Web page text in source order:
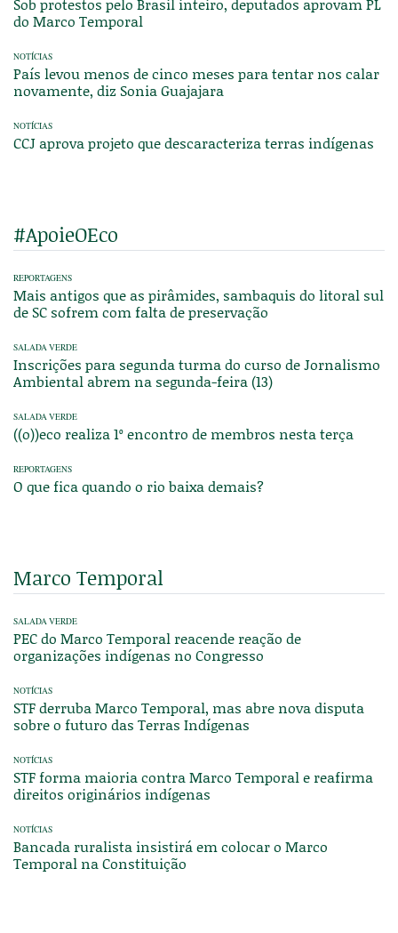
do Marco Temporal
NOTÍCIAS
País levou menos de cinco meses para tentar nos calar
novamente, diz Sonia Guajajara
NOTÍCIAS
CCJ aprova projeto que descaracteriza terras indígenas
#ApoieOEco
REPORTAGENS
Mais antigos que as pirâmides, sambaquis do litoral sul
de SC sofrem com falta de preservação
SALADA VERDE
Inscrições para segunda turma do curso de Jornalismo
Ambiental abrem na segunda-feira (13)
SALADA VERDE
((o))eco realiza 1º encontro de membros nesta terça
REPORTAGENS
O que fica quando o rio baixa demais?
Marco Temporal
SALADA VERDE
PEC do Marco Temporal reacende reação de
organizações indígenas no Congresso
NOTÍCIAS
STF derruba Marco Temporal, mas abre nova disputa
sobre o futuro das Terras Indígenas
NOTÍCIAS
STF forma maioria contra Marco Temporal e reafirma
direitos originários indígenas
NOTÍCIAS
Bancada ruralista insistirá em colocar o Marco
Temporal na Constituição